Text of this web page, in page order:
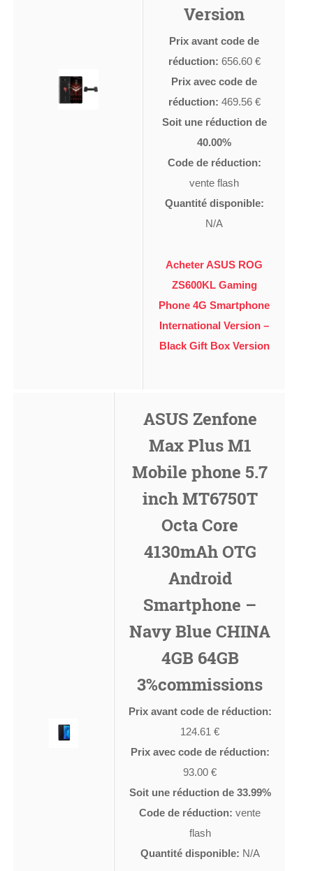
Version
Prix avant code de
réduction: 656.60 €
Prix avec code de
réduction: 469.56 €
Soit une réduction de
40.00%
Code de réduction:
vente flash
Quantité disponible:
N/A
Acheter ASUS ROG
ZS600KL Gaming
Phone 4G Smartphone
International Version –
Black Gift Box Version
ASUS Zenfone
Max Plus M1
Mobile phone 5.7
inch MT6750T
Octa Core
4130mAh OTG
Android
Smartphone –
Navy Blue CHINA
4GB 64GB
3%commissions
Prix avant code de réduction:
124.61 €
Prix avec code de réduction:
93.00 €
Soit une réduction de 33.99%
Code de réduction: vente
flash
Quantité disponible: N/A